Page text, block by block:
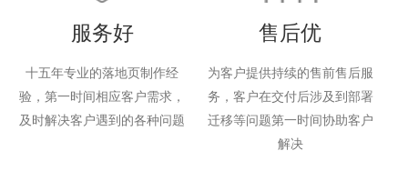
服务好
十五年专业的落地页制作经
验，第一时间相应客户需求，
及时解决客户遇到的各种问题
售后优
为客户提供持续的售前售后服
务，客户在交付后涉及到部署
迁移等问题第一时间协助客户
解决